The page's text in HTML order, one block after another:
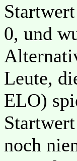
0, und
Leute,
ELO)
noch